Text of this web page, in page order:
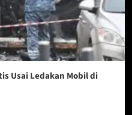
Usai Ledakan Mobil di